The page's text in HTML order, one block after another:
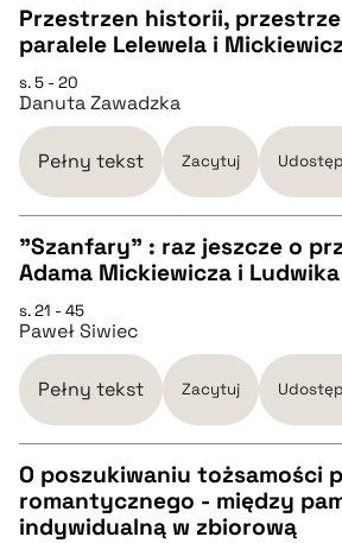
Przestrzen historii,
paralele Lelewela i
s. 5 - 20
Danuta Zawadzka
Pełny tekst Zacytuj
pobierz cytat
BIBTEX
pobierz cytat
"Szanfary" : raz jeszcze o
Adama Mickiewicza i
s. 21 - 45
Paweł Siwiec
Pełny tekst Zacytuj
CZYSTY TEKST
O poszukiwaniu tożsamości
romantycznego - między
indywidualną w zbiorową